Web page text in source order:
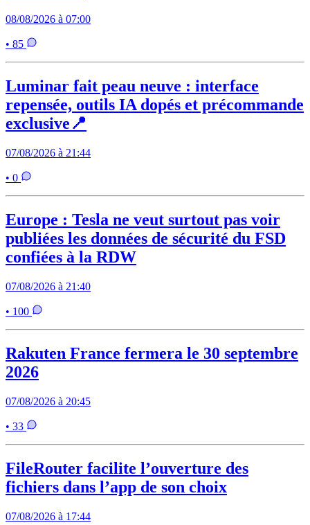
08/08/2026 à 07:00
• 85
Luminar fait peau neuve : interface
repensée, outils IA dopés et précommande
exclusive📍
07/08/2026 à 21:44
• 0
Europe : Tesla ne veut surtout pas voir
publiées les données de sécurité du FSD
confiées à la RDW
07/08/2026 à 21:40
• 100
Rakuten France fermera le 30 septembre
2026
07/08/2026 à 20:45
• 33
FileRouter facilite l’ouverture des
fichiers dans l’app de son choix
07/08/2026 à 17:44